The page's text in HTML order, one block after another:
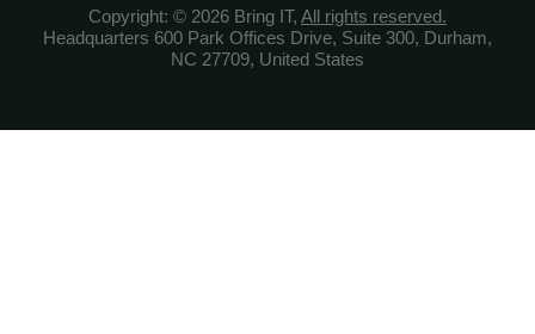
Copyright: © 2026 Bring IT, All rights reserved.
Headquarters 600 Park Offices Drive, Suite 300, Durham,
NC 27709, United States